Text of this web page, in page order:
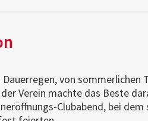
von
Verein machte das Beste
Clubabend, bei